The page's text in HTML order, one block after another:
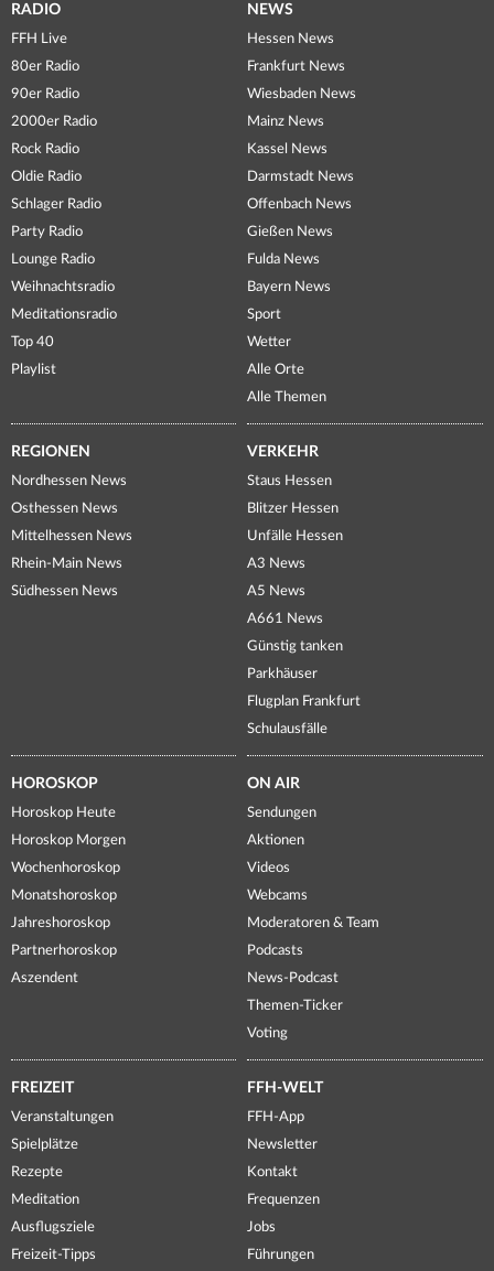
RADIO
FFH Live
80er Radio
90er Radio
2000er Radio
Rock Radio
Oldie Radio
Schlager Radio
Party Radio
Lounge Radio
Weihnachtsradio
Meditationsradio
Top 40
Playlist
NEWS
Hessen News
Frankfurt News
Wiesbaden News
Mainz News
Kassel News
Darmstadt News
Offenbach News
Gießen News
Fulda News
Bayern News
Sport
Wetter
Alle Orte
Alle Themen
REGIONEN
Nordhessen News
Osthessen News
Mittelhessen News
Rhein-Main News
Südhessen News
VERKEHR
Staus Hessen
Blitzer Hessen
Unfälle Hessen
A3 News
A5 News
A661 News
Günstig tanken
Parkhäuser
Flugplan Frankfurt
Schulausfälle
HOROSKOP
Horoskop Heute
Horoskop Morgen
Wochenhoroskop
Monatshoroskop
Jahreshoroskop
Partnerhoroskop
Aszendent
ON AIR
Sendungen
Aktionen
Videos
Webcams
Moderatoren & Team
Podcasts
News-Podcast
Themen-Ticker
Voting
FREIZEIT
Veranstaltungen
Spielplätze
Rezepte
Meditation
Ausflugsziele
Freizeit-Tipps
FFH-WELT
FFH-App
Newsletter
Kontakt
Frequenzen
Jobs
Führungen